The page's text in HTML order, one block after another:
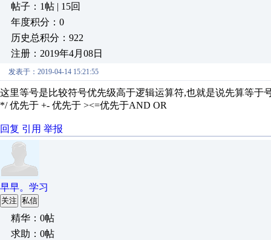
帖子：1帖 | 15回
年度积分：0
历史总积分：922
注册：2019年4月08日
发表于：2019-04-14 15:21:55
这里等号是比较符号优先级高于逻辑运算符,也就是说先算等于
*/ 优先于 +- 优先于 ><=优先于AND OR
回复 引用 举报
早早。学习
关注 私信
精华：0帖
求助：0帖